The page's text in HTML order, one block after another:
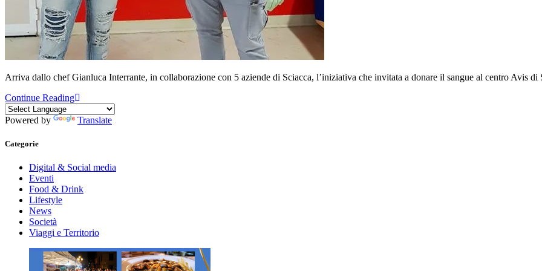
Arriva dallo chef Gianluca Interrante, in collaborazione con 5 aziende di Sciacca, l’iniziativa che invitata a donare il sangue al centro Avis di
Continue Reading
Powered by Translate
Categorie
Digital & Social media
Eventi
Food & Drink
Lifestyle
News
Società
Viaggi e Territorio